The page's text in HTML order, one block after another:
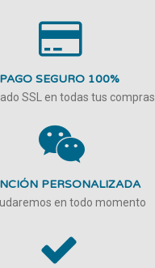
PAGO SEGURO 100%
SSL en todas tus compras
PERSONALIZADA
en todo momento